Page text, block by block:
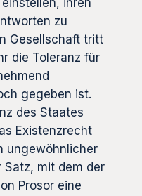
ihren
zu
Gesellschaft tritt
die Toleranz für
gegeben ist.
des Staates
Existenzrecht
ungewöhnlicher
Satz, mit dem der
Prosor eine